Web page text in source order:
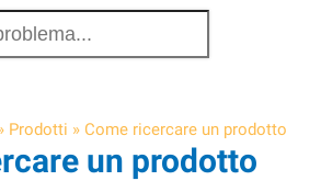
Prodotti » Come ricercare un prodotto
un prodotto